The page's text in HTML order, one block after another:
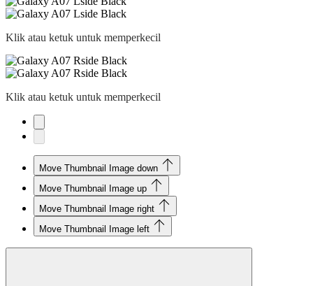
Klik atau ketuk untuk memperkecil
Klik atau ketuk untuk memperkecil
Move Thumbnail Image down
Move Thumbnail Image up
Move Thumbnail Image right
Move Thumbnail Image left